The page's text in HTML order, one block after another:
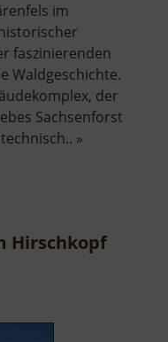
im
faszinierenden
Waldgeschichte.
der
Sachsenforst
»
Hirschkopf